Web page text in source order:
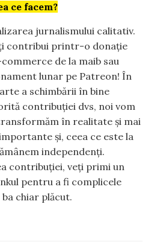
ce facem?
jurnalismului calitativ.
contribui printr-o donație
de la maib sau
lunar pe Patreon! În
a schimbării în bine
contribuției dvs, noi vom
în realitate și mai
și, ceea ce este la
independenți.
contribuției, veți primi un
pentru a fi complicele
chiar plăcut.